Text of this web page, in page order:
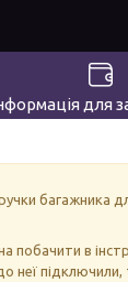
для
багажника
побачити в
неї